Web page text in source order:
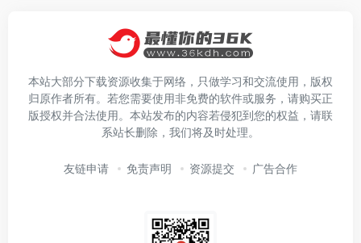
本站大部分下载资源收集于网络，只做学习和交流使用，版权
归原作者所有。若您需要使用非免费的软件或服务，请购买正
版授权并合法使用。本站发布的内容若侵犯到您的权益，请联
系站长删除，我们将及时处理。
友链申请 免责声明 资源提交 广告合作